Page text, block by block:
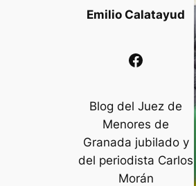
Emilio Calatayud
Facebook
Blog del Juez de
Menores de
Granada jubilado y
del periodista Carlos
Morán